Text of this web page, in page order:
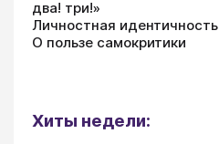
два! три!»
Личностная идентичность
О пользе самокритики
Хиты недели: